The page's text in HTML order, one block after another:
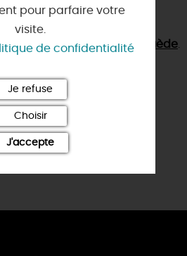
la
de l'Eau
et lamaison de la Suède
pour parfaire votre
visite.
de confidentialité
Je refuse
Choisir
J'accepte